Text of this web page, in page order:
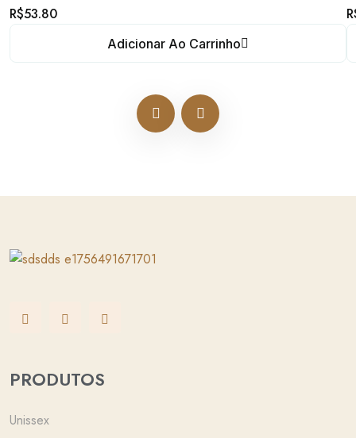
R$53.80
Adicionar Ao Carrinho
PRODUTOS
Unissex